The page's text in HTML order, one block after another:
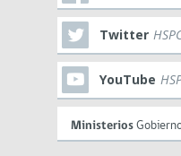
Twitter
YouTube
Ministerios